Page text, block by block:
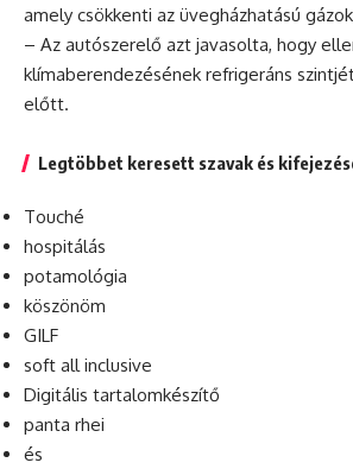
amely csökkenti az üvegházhatású
– Az autószerelő azt javasolta, hogy
klímaberendezésének refrigeráns
előtt.
Legtöbbet keresett szavak és
Touché
hospitálás
potamológia
köszönöm
GILF
soft all inclusive
Digitális tartalomkészítő
panta rhei
és